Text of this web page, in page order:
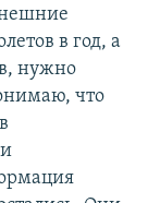
в год, а
нужно
что